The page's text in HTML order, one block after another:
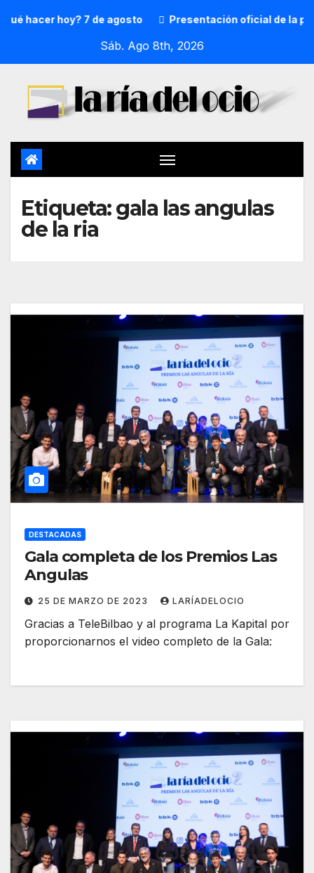
hacer hoy? 7 de agosto Presentación oficial de la
Sáb. Ago 8th, 2026
Etiqueta:gala las angulas
de la ria
DESTACADAS
Gala completa de los Premios Las
Angulas
25 DE MARZO DE 2023 LARÍADELOCIO
Gracias a TeleBilbao y al programa La Kapital por
proporcionarnos el video completo de la Gala: